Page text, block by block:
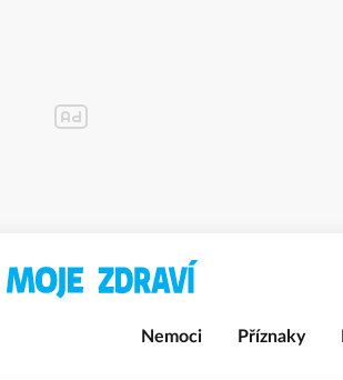
Nemoci Příznaky